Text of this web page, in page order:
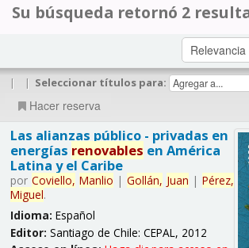
Su búsqueda retornó 2
| | Seleccionar títulos para:
Hacer reserva
Las alianzas público - privadas en
energías renovables en América
Latina y el Caribe
por Coviello, Manlio | Gollán, Juan | Pérez,
Miguel.
Idioma: Español
Editor: Santiago de Chile: CEPAL, 2012